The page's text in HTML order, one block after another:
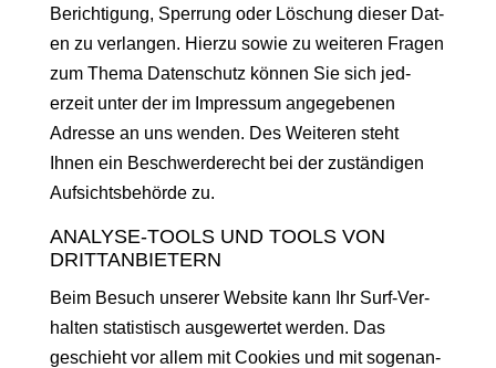
Berich­ti­gung, Sper­rung oder Löschung dieser Dat­
en zu ver­lan­gen. Hierzu sowie zu weit­eren Fra­gen
zum The­ma Daten­schutz kön­nen Sie sich jed­
erzeit unter der im Impres­sum angegebe­nen
Adresse an uns wen­den. Des Weit­eren ste­ht
Ihnen ein Beschw­erderecht bei der zuständi­gen
Auf­sichts­be­hörde zu.
ANALYSE-TOOLS UND TOOLS VON
DRITTANBIETERN
Beim Besuch unser­er Web­site kann Ihr Surf-Ver­
hal­ten sta­tis­tisch aus­gew­ertet wer­den. Das
geschieht vor allem mit Cook­ies und mit soge­nan­